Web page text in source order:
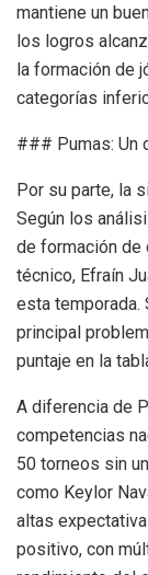
mantiene un
los logros
la formación de
categorías
### Pumas: Un
Por su parte, la
Según los
de formación de
técnico, Efraín
esta temporada.
principal
puntaje en la
A diferencia de
competencias
50 torneos sin
como Keylor
altas
positivo, con